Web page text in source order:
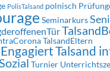
PolisTalsand polnisch
Seminarkurs
TalsandEltern
Talsand
Turnier